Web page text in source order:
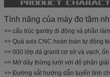
Tính năng của máy đo tầm
>> cấu trúc gantry di động và phần
>> Quá axis CNC hoàn toàn tự động
>> 000 lớp đá granit cơ sở và vạch,
>> Mở dây thừng lưới với độ phân
>> Đường sắt hướng dẫn tuyến tính